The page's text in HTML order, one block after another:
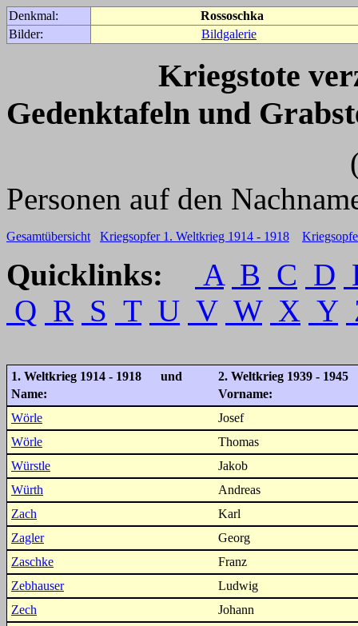
Denkmal:
Rossoschka
Bilder:
Bildgalerie
Kriegstote
Gedenktafeln und
(Für weitere
Personen auf den
Gesamtübersicht Kriegsopfer 1. Weltkrieg 1914 - 1918
Quicklinks: A B C D
Q R S T U V W X Y
1. Weltkrieg 1914 - 1918 und
2. Weltkrieg 1939 - 1945
Name:
Vorname:
Wörle
Josef
Wörle
Thomas
Würstle
Jakob
Würth
Andreas
Zach
Karl
Zagler
Georg
Zaschke
Franz
Zebhauser
Ludwig
Zech
Johann